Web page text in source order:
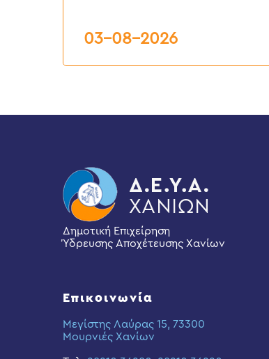
6
03-08-2026
Δημοτική Επιχείρηση
Ύδρευσης Αποχέτευσης Χανίων
Επικοινωνία
Μεγίστης Λαύρας 15, 73300
Μουρνιές Χανίων